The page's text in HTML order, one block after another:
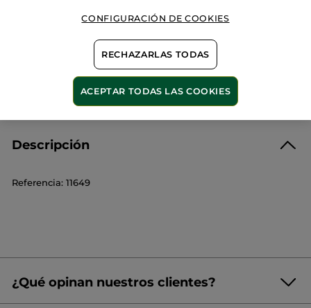
Pago Seguro
Satisfecho o te devolvemos el dinero
Las promociones o ventajas Yves Rocher son
calculadas en comparación con los Precios tarifa
recomendados (P.T.R.)
VER P.T.R 2026
Descripción
Referencia: 11649
¿Qué opinan nuestros clientes?
CONFIGURACIÓN DE COOKIES
RECHAZARLAS TODAS
ACEPTAR TODAS LAS COOKIES